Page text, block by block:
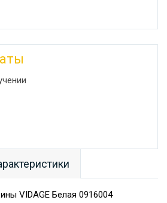
VIDAGE Белая 0916004